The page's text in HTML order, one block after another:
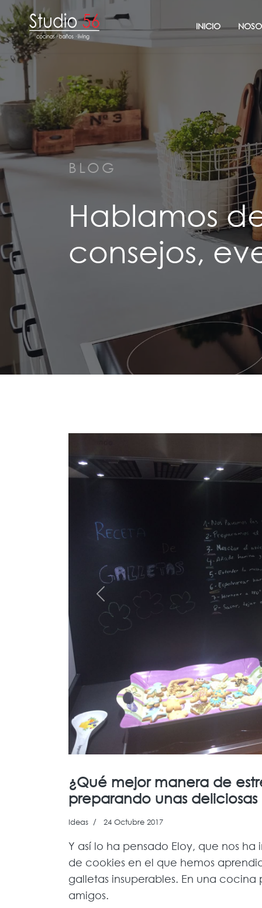
INICIO
BLOG
Hablamos
consejos,
Previous
¿Qué mejor manera de
preparando unas deliciosas
Ideas 24 Octubre 2017
Y así lo ha pensado Eloy, que nos
de cookies en el que hemos
galletas insuperables. En una
amigos.